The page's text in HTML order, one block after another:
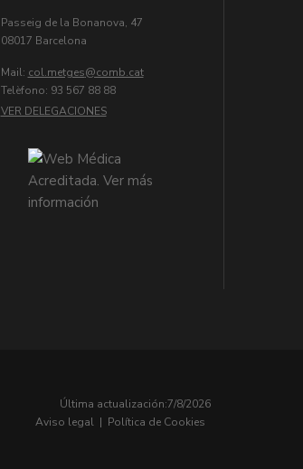
Passeig de la Bonanova, 47
08017 Barcelona
Mail: col.metges
Telèfono: 93 567 88 88
VER DELEGACIONES
Última actualización:7/8/2026
Aviso legal | Política de Cookies